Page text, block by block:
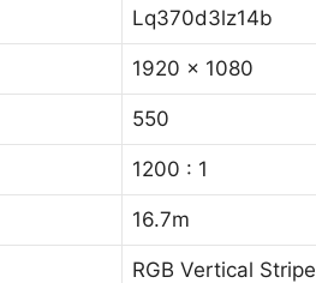
Lq370d3lz14b
1920 x 1080
550
1200 : 1
16.7m
RGB Vertical Stripe